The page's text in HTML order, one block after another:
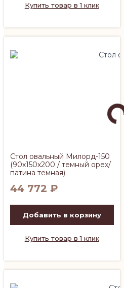
Купить товар в 1 клик
Стол овальный Милорд-150
(90х150х200 / темный орех/
патина темная)
44 772 ₽
Добавить в корзину
Купить товар в 1 клик